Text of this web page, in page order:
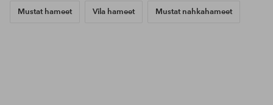
Mustat hameet Vila hameet Mustat nahkahameet